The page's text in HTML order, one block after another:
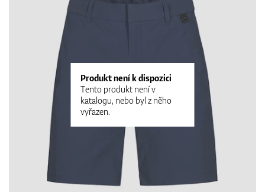
Značky
Golfové hole
Boty
Produkt není k dispozici
Tento produkt není v
katalogu, nebo byl z něho
vyřazen.